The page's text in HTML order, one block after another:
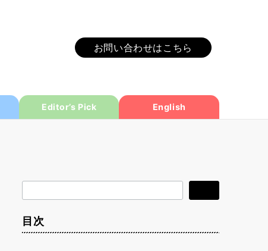
お問い合わせはこちら
Editor’s Pick English
索
目次